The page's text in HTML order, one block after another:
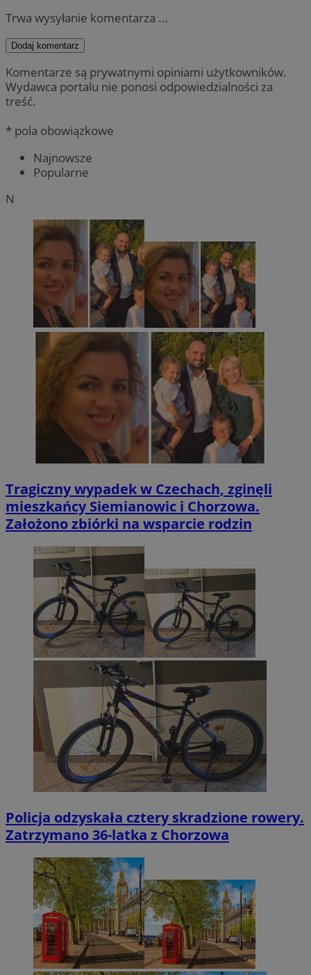
Trwa wysyłanie komentarza ...
Dodaj komentarz
Komentarze są prywatnymi opiniami użytkowników.
Wydawca portalu nie ponosi odpowiedzialności za
treść.
* pola obowiązkowe
Najnowsze
Popularne
N
Tragiczny wypadek w Czechach, zginęli
mieszkańcy Siemianowic i Chorzowa.
Założono zbiórki na wsparcie rodzin
Policja odzyskała cztery skradzione rowery.
Zatrzymano 36-latka z Chorzowa